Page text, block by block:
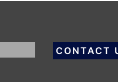
CONTACT